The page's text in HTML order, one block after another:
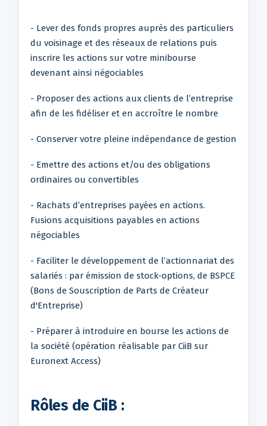
- Lever des fonds propres auprès des particuliers
du voisinage et des réseaux de relations puis
inscrire les actions sur votre minibourse
devenant ainsi négociables
- Proposer des actions aux clients de l’entreprise
afin de les fidéliser et en accroître le nombre
- Conserver votre pleine indépendance de gestion
- Emettre des actions et/ou des obligations
ordinaires ou convertibles
- Rachats d’entreprises payées en actions.
Fusions acquisitions payables en actions
négociables
- Faciliter le développement de l’actionnariat des
salariés : par émission de stock-options, de BSPCE
(Bons de Souscription de Parts de Créateur
d'Entreprise)
- Préparer à introduire en bourse les actions de
la société (opération réalisable par CiiB sur
Euronext Access)
Rôles de CiiB :